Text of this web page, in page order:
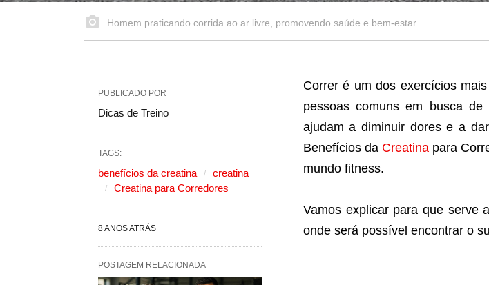
Homem praticando corrida ao ar livre, promovendo saúde e bem-estar.
Correr é um dos exercícios
pessoas comuns em busca
ajudam a diminuir dores e a
Benefícios da Creatinapara
mundo fitness.
Vamos explicar para que serve
onde será possível encontrar o
PUBLICADO POR
Dicas de Treino
TAGS:
benefícios da creatina
creatina
Creatina para Corredores
8 ANOS ATRÁS
POSTAGEM RELACIONADA